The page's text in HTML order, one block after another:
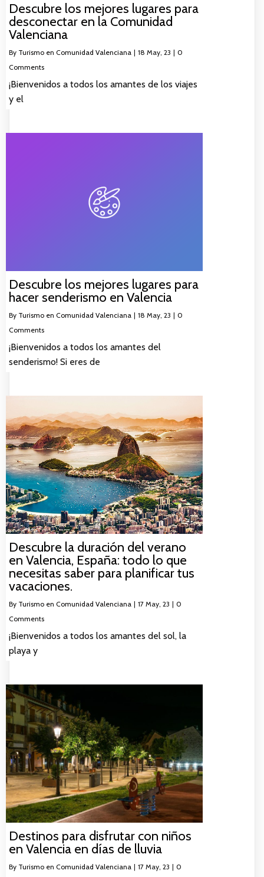
Descubre los mejores lugares para
desconectar en la Comunidad
Valenciana
By Turismo en Comunidad Valenciana | 18 May, 23 | 0
Comments
¡Bienvenidos a todos los amantes de los viajes
y el
Descubre los mejores lugares para
hacer senderismo en Valencia
By Turismo en Comunidad Valenciana | 18 May, 23 | 0
Comments
¡Bienvenidos a todos los amantes del
senderismo! Si eres de
Descubre la duración del verano
en Valencia, España: todo lo que
necesitas saber para planificar tus
vacaciones.
By Turismo en Comunidad Valenciana | 17 May, 23 | 0
Comments
¡Bienvenidos a todos los amantes del sol, la
playa y
Destinos para disfrutar con niños
en Valencia en días de lluvia
By Turismo en Comunidad Valenciana | 17 May, 23 | 0